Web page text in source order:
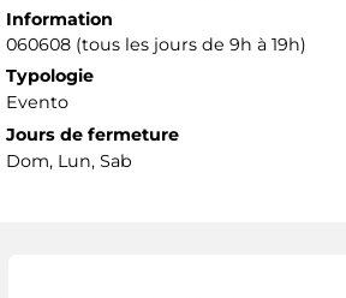
Information
060608 (tous les jours de 9h à 19h)
Typologie
Evento
Jours de fermeture
Dom, Lun, Sab